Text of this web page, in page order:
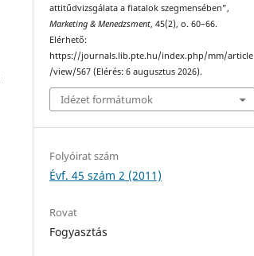
attitűdvizsgálata a fiatalok szegmensében”,
Marketing & Menedzsment, 45(2), o. 60–66.
Elérhető:
https://journals.lib.pte.hu/index.php/mm/article
/view/567 (Elérés: 6 augusztus 2026).
Idézet formátumok
Folyóirat szám
Évf. 45 szám 2 (2011)
Rovat
Fogyasztás